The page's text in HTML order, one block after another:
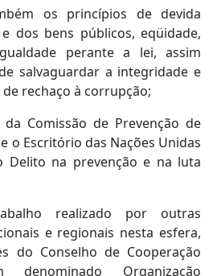
os princípios de devida
dos bens públicos, eqüidade,
perante a lei, assim
salvaguardar a integridade e
rechaço à corrupção;
Comissão de Prevenção de
o Escritório das Nações Unidas
Delito na prevenção e na luta
realizado por outras
e regionais nesta esfera,
do Conselho de Cooperação
denominado Organização